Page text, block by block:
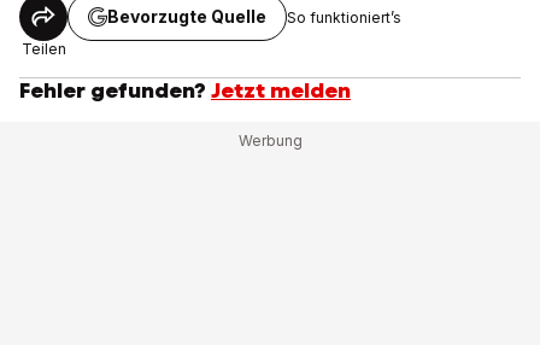
Teilen
Bevorzugte Quelle So funktioniert’s
Fehler gefunden? Jetzt melden